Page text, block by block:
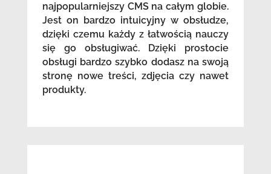
najpopularniejszy CMS na całym globie.
Jest on bardzo intuicyjny w obsłudze,
dzięki czemu każdy z łatwością nauczy
się go obsługiwać. Dzięki prostocie
obsługi bardzo szybko dodasz na swoją
stronę nowe treści, zdjęcia czy nawet
produkty.